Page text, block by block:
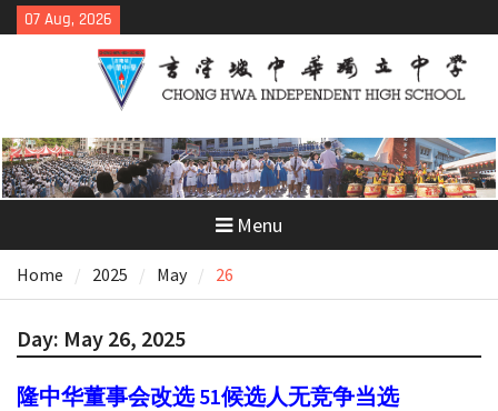
Skip
to
07 Aug, 2026
Menu
Home 2025 May 26
Day: May 26, 2025
隆中华董事会改选 51候选人无竞争当选